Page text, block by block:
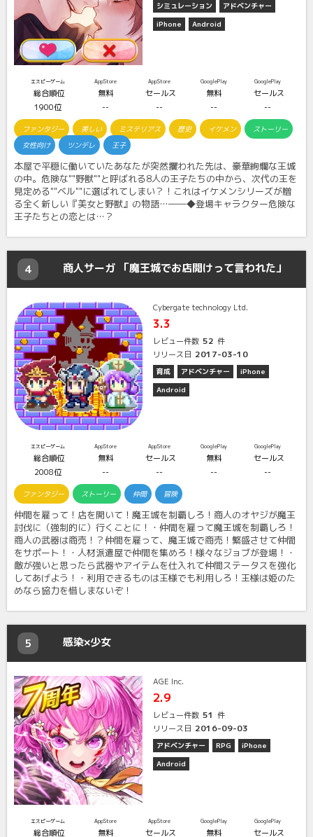
シミュレーション
アドベンチャー
iPhone
Android
エスピーゲーム
総合順位
1900位
AppStore
無料
--
AppStore
セールス
--
GooglePlay
無料
--
GooglePlay
セールス
--
ファンタジー 美しい ミステリアス 歴史 イケメン
ストーリー
女性向け
ツンデレ 王子
本屋で平穏に働いていたあなたが突然攫われた先は、豪華絢爛な王城
の中。危険な""野獣""と呼ばれる8人の王子たちの中から、次代の王を
見定める""ベル""に選ばれてしまい？！これはイケメンシリーズが贈
る全く新しい『美女と野獣』の物語…――◆登場キャラクター危険な
王子たちとの恋とは…？
4 商人サーガ 「魔王城でお店開けって言われた」
Cybergate technology Ltd.
3.3
レビュー件数 52 件
リリース日 2017-03-10
育成 アドベンチャー
iPhone
Android
エスピーゲーム
総合順位
2008位
AppStore
無料
--
AppStore
セールス
--
GooglePlay
無料
--
GooglePlay
セールス
--
ファンタジー ストーリー 仲間 冒険
仲間を雇って！店を開いて！魔王城を制覇しろ！商人のオヤジが魔王
討伐に（強制的に）行くことに！・仲間を雇って魔王城を制覇しろ！
商人の武器は商売！？仲間を雇って、魔王城で商売！繁盛させて仲間
をサポート！・人材派遣屋で仲間を集めろ！様々なジョブが登場！・
敵が強いと思ったら武器やアイテムを仕入れて仲間ステータスを強化
してあげよう！・利用できるものは王様でも利用しろ！王様は姫のた
めなら協力を惜しまないぞ！
5 感染×少女
AGE Inc.
2.9
レビュー件数 51 件
リリース日 2016-09-03
アドベンチャー RPG
iPhone
Android
エスピーゲーム
総合順位
AppStore
無料
AppStore
セールス
GooglePlay
無料
GooglePlay
セールス